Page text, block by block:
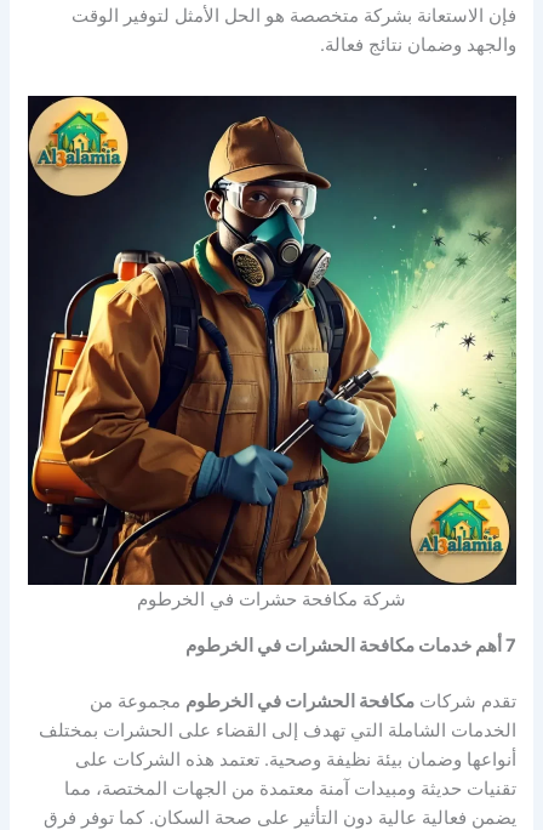
فإن الاستعانة بشركة متخصصة هو الحل الأمثل لتوفير الوقت
والجهد وضمان نتائج فعالة.
شركة مكافحة حشرات في الخرطوم
7 أهم خدمات مكافحة الحشرات في الخرطوم
تقدم شركاتمكافحة الحشرات في الخرطوم مجموعة من
الخدمات الشاملة التي تهدف إلى القضاء على الحشرات بمختلف
أنواعها وضمان بيئة نظيفة وصحية. تعتمد هذه الشركات على
تقنيات حديثة ومبيدات آمنة معتمدة من الجهات المختصة، مما
يضمن فعالية عالية دون التأثير على صحة السكان. كما توفر فرق